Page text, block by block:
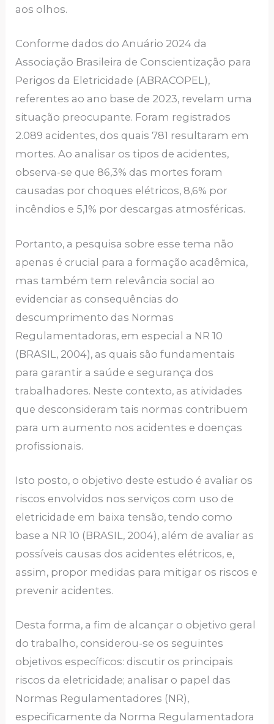
aos olhos.
Conforme dados do Anuário 2024 da
Associação Brasileira de Conscientização para
Perigos da Eletricidade (ABRACOPEL),
referentes ao ano base de 2023, revelam uma
situação preocupante. Foram registrados
2.089 acidentes, dos quais 781 resultaram em
mortes. Ao analisar os tipos de acidentes,
observa-se que 86,3% das mortes foram
causadas por choques elétricos, 8,6% por
incêndios e 5,1% por descargas atmosféricas.
Portanto, a pesquisa sobre esse tema não
apenas é crucial para a formação acadêmica,
mas também tem relevância social ao
evidenciar as consequências do
descumprimento das Normas
Regulamentadoras, em especial a NR 10
(BRASIL, 2004), as quais são fundamentais
para garantir a saúde e segurança dos
trabalhadores. Neste contexto, as atividades
que desconsideram tais normas contribuem
para um aumento nos acidentes e doenças
profissionais.
Isto posto, o objetivo deste estudo é avaliar os
riscos envolvidos nos serviços com uso de
eletricidade em baixa tensão, tendo como
base a NR 10 (BRASIL, 2004), além de avaliar as
possíveis causas dos acidentes elétricos, e,
assim, propor medidas para mitigar os riscos e
prevenir acidentes.
Desta forma, a fim de alcançar o objetivo geral
do trabalho, considerou-se os seguintes
objetivos específicos: discutir os principais
riscos da eletricidade; analisar o papel das
Normas Regulamentadores (NR),
especificamente da Norma Regulamentadora